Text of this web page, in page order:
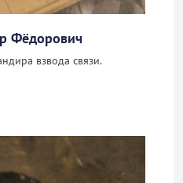
Фёдорович
взвода связи.